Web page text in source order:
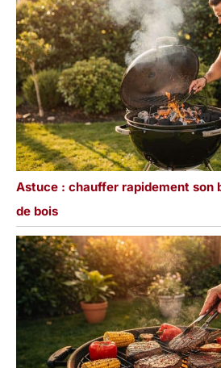
Astuce : chauffer rapidement son
de bois